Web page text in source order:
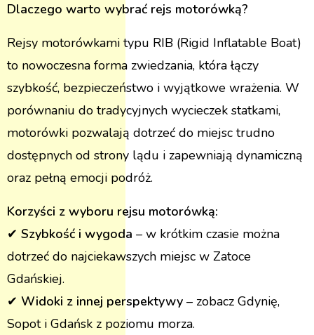
Dlaczego warto wybrać rejs motorówką?
Rejsy motorówkami typu RIB (Rigid Inflatable Boat)
to nowoczesna forma zwiedzania, która łączy
szybkość, bezpieczeństwo i wyjątkowe wrażenia. W
porównaniu do tradycyjnych wycieczek statkami,
motorówki pozwalają dotrzeć do miejsc trudno
dostępnych od strony lądu i zapewniają dynamiczną
oraz pełną emocji podróż​.
Korzyści z wyboru rejsu motorówką:
✔ Szybkość i wygoda – w krótkim czasie można
dotrzeć do najciekawszych miejsc w Zatoce
Gdańskiej.
✔ Widoki z innej perspektywy – zobacz Gdynię,
Sopot i Gdańsk z poziomu morza.